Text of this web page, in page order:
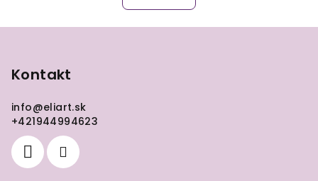
Kontakt
info@eliart.sk
+421944994623